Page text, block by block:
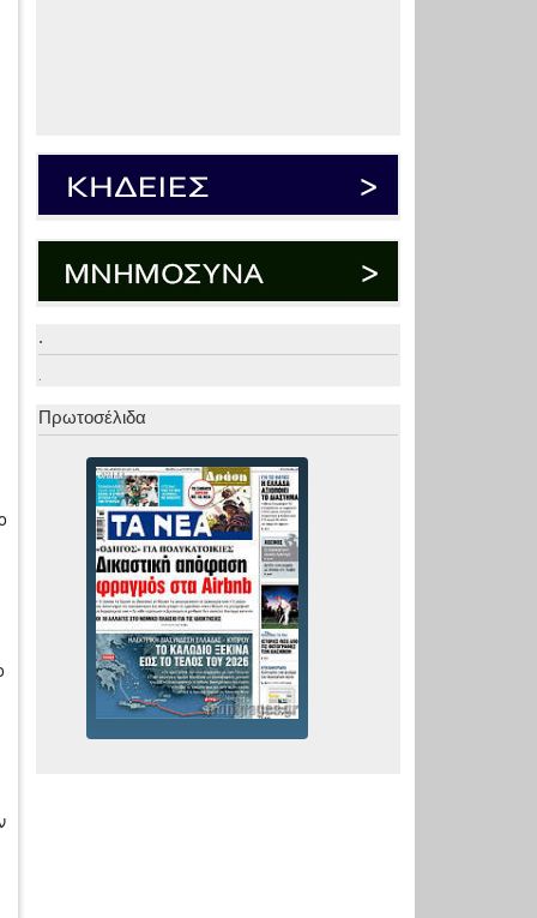
.
.
Πρωτοσέλιδα